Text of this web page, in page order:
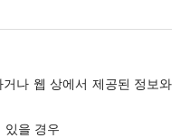
나 웹 상에서 제공된 정보와
있을 경우